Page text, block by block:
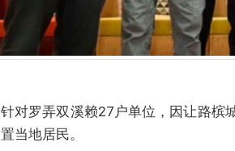
针对罗弄双溪赖27户单位，因让路槟
置当地居民。